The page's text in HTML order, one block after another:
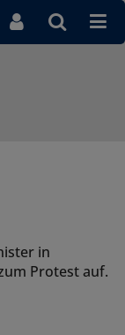
in
Protest auf.